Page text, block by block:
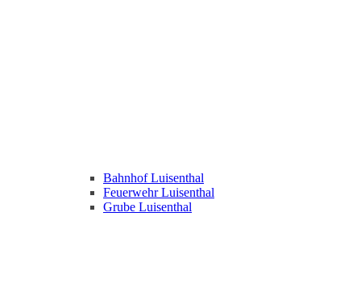
Bahnhof Luisenthal
Feuerwehr Luisenthal
Grube Luisenthal